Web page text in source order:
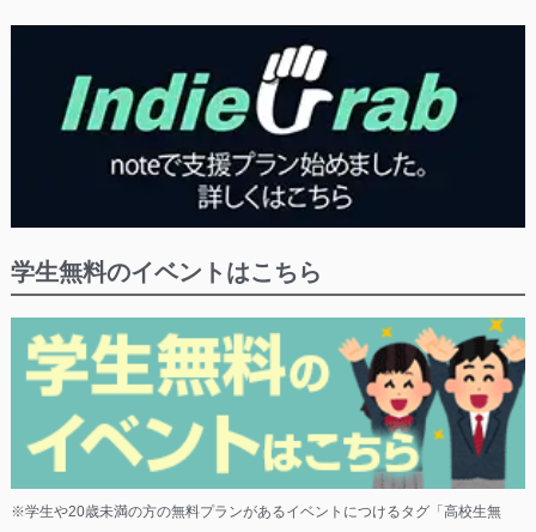
学生無料のイベントはこちら
※学生や20歳未満の方の無料プランがあるイベントにつけるタグ「高校生無